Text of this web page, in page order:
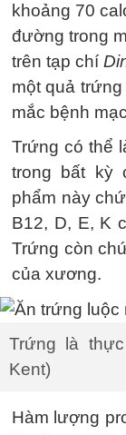
khoảng 70
đường trong
trên tạp chí
một quả
mắc bệnh
Trứng có thể
trong bất kỳ
phẩm này
B12, D, E, K
Trứng còn
của xương.
Trứng là
Kent)
Hàm lượng